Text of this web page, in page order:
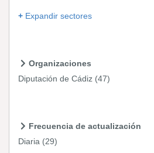
Expandir sectores
Organizaciones
Diputación de Cádiz (47)
Frecuencia de actualización
Diaria (29)